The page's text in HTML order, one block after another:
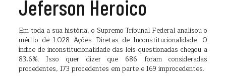
Em toda a sua história, o Supremo Tribunal Federal analisou o
mérito de 1.028 Ações Diretas de Inconstitucionalidade. O
índice de inconstitucionalidade das leis questionadas chegou a
83,6%. Isso quer dizer que 686 foram consideradas
procedentes, 173 procedentes em parte e 169 improcedentes.